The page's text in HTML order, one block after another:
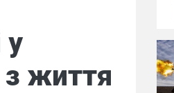
у
життя